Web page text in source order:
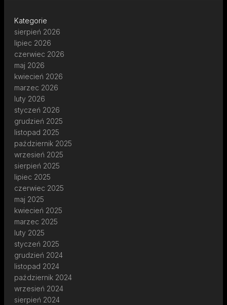
Kategorie
sierpień 2026
lipiec 2026
czerwiec 2026
maj 2026
kwiecień 2026
marzec 2026
luty 2026
styczeń 2026
grudzień 2025
listopad 2025
październik 2025
wrzesień 2025
sierpień 2025
lipiec 2025
czerwiec 2025
maj 2025
kwiecień 2025
marzec 2025
luty 2025
styczeń 2025
grudzień 2024
listopad 2024
październik 2024
wrzesień 2024
sierpień 2024